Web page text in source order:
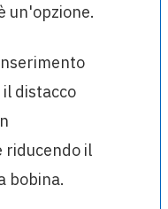
un'opzione.
distacco
riducendo il
bobina.